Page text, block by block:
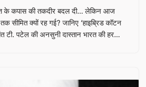
के कपास की तकदीर बदल दी… लेकिन आज
सीमित क्यों रह गई? जानिए ‘हाइब्रिड कॉटन
टी. पटेल की अनसुनी दास्तान भारत की हर…